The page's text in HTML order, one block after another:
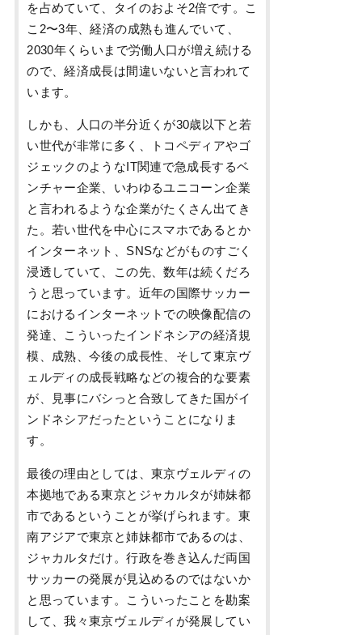
を占めていて、タイのおよそ2倍です。こ
こ2〜3年、経済の成熟も進んでいて、
2030年くらいまで労働人口が増え続ける
ので、経済成長は間違いないと言われて
います。
しかも、人口の半分近くが30歳以下と若
い世代が非常に多く、トコペディアやゴ
ジェックのようなIT関連で急成長するベ
ンチャー企業、いわゆるユニコーン企業
と言われるような企業がたくさん出てき
た。若い世代を中心にスマホであるとか
インターネット、SNSなどがものすごく
浸透していて、この先、数年は続くだろ
うと思っています。近年の国際サッカー
におけるインターネットでの映像配信の
発達、こういったインドネシアの経済規
模、成熟、今後の成長性、そして東京ヴ
ェルディの成長戦略などの複合的な要素
が、見事にバシっと合致してきた国がイ
ンドネシアだったということになりま
す。
最後の理由としては、東京ヴェルディの
本拠地である東京とジャカルタが姉妹都
市であるということが挙げられます。東
南アジアで東京と姉妹都市であるのは、
ジャカルタだけ。行政を巻き込んだ両国
サッカーの発展が見込めるのではないか
と思っています。こういったことを勘案
して、我々東京ヴェルディが発展してい